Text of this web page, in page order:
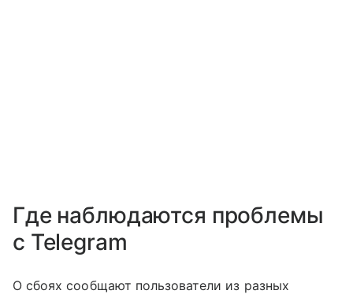
Где наблюдаются проблемы
с Telegram
О сбоях сообщают пользователи из разных